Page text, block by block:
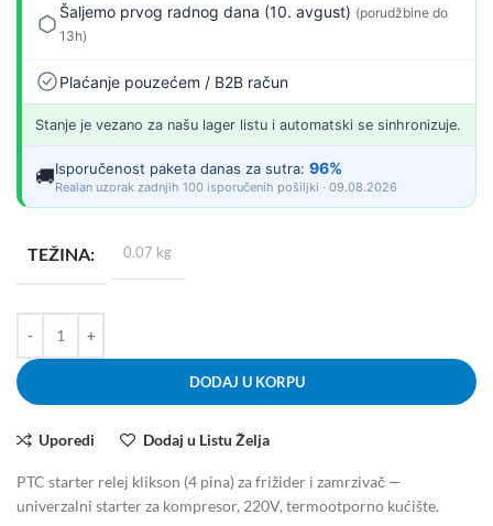
Šaljemo prvog radnog dana (10. avgust) (porudžbine do
13h)
Plaćanje pouzećem / B2B račun
Stanje je vezano za našu lager listu i automatski se sinhronizuje.
🚚Isporučenost paketa danas za sutra: 96%
Realan uzorak zadnjih 100 isporučenih pošiljki · 09.08.2026
TEŽINA 0.07 kg
DODAJ U KORPU
Uporedi Dodaj u Listu Želja
PTC starter relej klikson (4 pina) za frižider i zamrzivač —
univerzalni starter za kompresor, 220V, termootporno kućište.